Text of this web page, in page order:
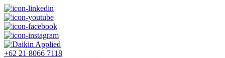
+62 21 8066 7118